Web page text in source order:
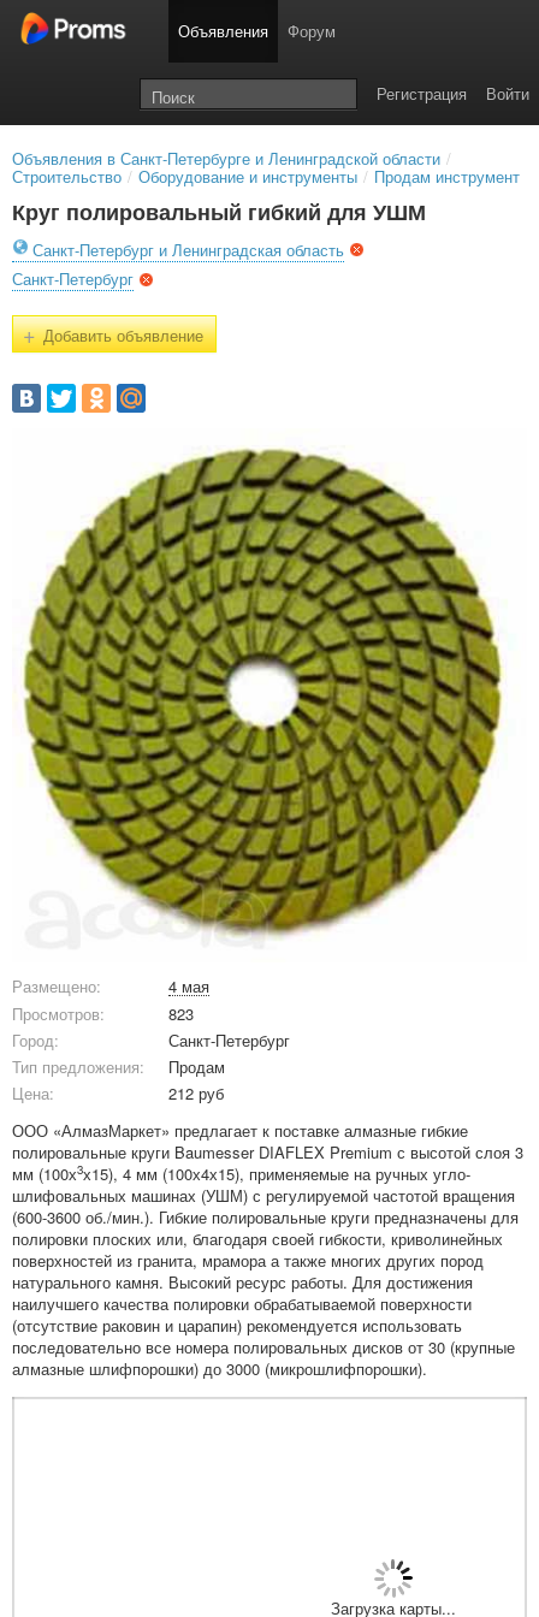
Объявления Форум
Войти
Регистрация
Объявления в Санкт-Петербурге и Ленинградской области /
Строительство / Оборудование и инструменты / Продам инструмент
Круг полировальный гибкий для УШМ
Санкт-Петербург и Ленинградская область
Санкт-Петербург
+Добавить объявление
Размещено:
4 мая
Просмотров:
823
Город:
Санкт-Петербург
Тип предложения:
Продам
Цена:
212 руб
ООО «АлмазМаркет» предлагает к поставке алмазные гибкие
полировальные круги Baumesser DIAFLEX Premium с высотой слоя 3
мм (100х3х15), 4 мм (100х4х15), применяемые на ручных угло-
шлифовальных машинах (УШМ) с регулируемой частотой вращения
(600-3600 об./мин.). Гибкие полировальные круги предназначены для
полировки плоских или, благодаря своей гибкости, криволинейных
поверхностей из гранита, мрамора а также многих других пород
натурального камня. Высокий ресурс работы. Для достижения
наилучшего качества полировки обрабатываемой поверхности
(отсутствие раковин и царапин) рекомендуется использовать
последовательно все номера полировальных дисков от 30 (крупные
алмазные шлифпорошки) до 3000 (микрошлифпорошки).
Загрузка карты...